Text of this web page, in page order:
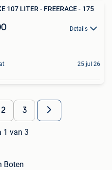
107 LITER - FREERACE - 175
Details
25 jul 26
2 3
1 van 3
Boten